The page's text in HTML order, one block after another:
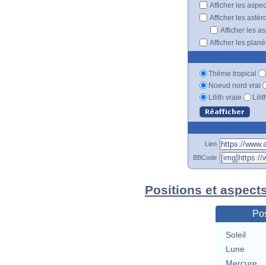
Afficher les
Afficher les
Afficher les
Afficher les
Thème tropical
Noeud nord vrai
Lilith vraie
Lien
BBCode
Positions et
Soleil
Lune